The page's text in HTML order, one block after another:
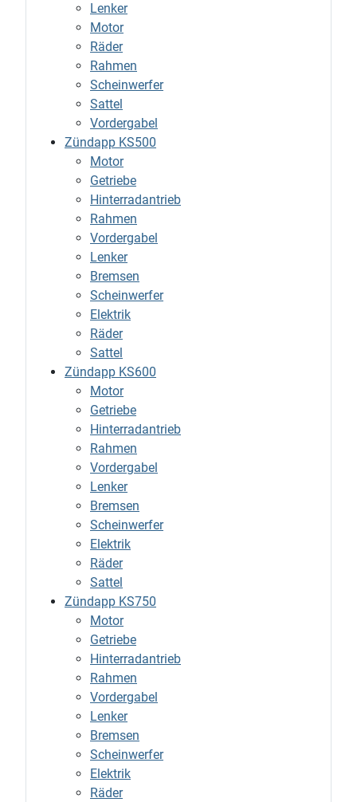
Lenker
Motor
Räder
Rahmen
Scheinwerfer
Sattel
Vordergabel
Zündapp KS500
Motor
Getriebe
Hinterradantrieb
Rahmen
Vordergabel
Lenker
Bremsen
Scheinwerfer
Elektrik
Räder
Sattel
Zündapp KS600
Motor
Getriebe
Hinterradantrieb
Rahmen
Vordergabel
Lenker
Bremsen
Scheinwerfer
Elektrik
Räder
Sattel
Zündapp KS750
Motor
Getriebe
Hinterradantrieb
Rahmen
Vordergabel
Lenker
Bremsen
Scheinwerfer
Elektrik
Räder